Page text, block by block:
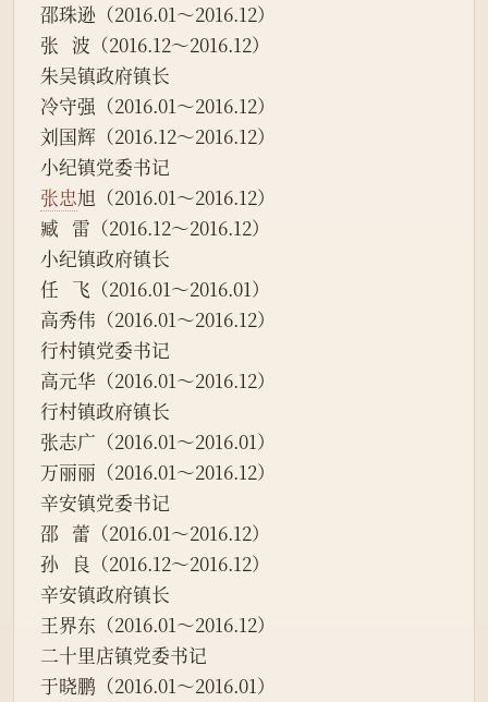
邵珠逊（2016.01～2016.12）
张   波（2016.12～2016.12）
朱吴镇政府镇长
冷守强（2016.01～2016.12）
刘国辉（2016.12～2016.12）
小纪镇党委书记
张忠旭（2016.01～2016.12）
臧   雷（2016.12～2016.12）
小纪镇政府镇长
任   飞（2016.01～2016.01）
高秀伟（2016.01～2016.12）
行村镇党委书记
高元华（2016.01～2016.12）
行村镇政府镇长
张志广（2016.01～2016.01）
万丽丽（2016.01～2016.12）
辛安镇党委书记
邵   蕾（2016.01～2016.12）
孙   良（2016.12～2016.12）
辛安镇政府镇长
王界东（2016.01～2016.12）
二十里店镇党委书记
于晓鹏（2016.01～2016.01）